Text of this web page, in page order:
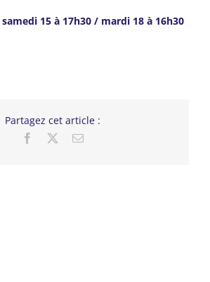
15 à 17h30 / mardi 18 à 16h30
Partagez cet article :
Facebook Email